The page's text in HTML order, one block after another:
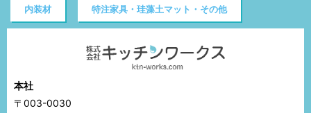
内装材 特注家具・珪藻土マット・その他
本社
〒003-0030